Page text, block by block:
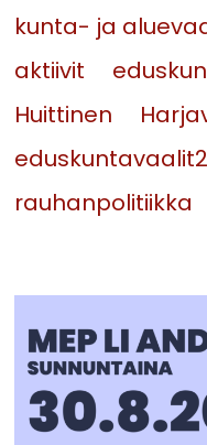
kunta- ja
aktiivit
Huittinen
rauhanpolitiikka